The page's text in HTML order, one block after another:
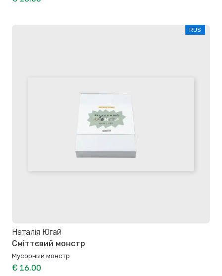
RUS
Наталія Югай
Сміттєвий монстр
Мусорный монстр
€ 16,00